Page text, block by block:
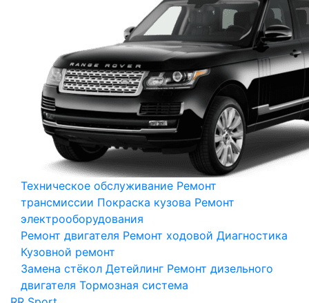
Техническое обслуживание Ремонт
трансмиссии Покраска кузова Ремонт
электрооборудования
Ремонт двигателя Ремонт ходовой Диагностика
Кузовной ремонт
Замена стёкол Детейлинг Ремонт дизельного
двигателя Тормозная система